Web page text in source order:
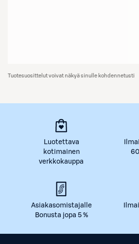
Tuotesuosittelut voivat näkyä sinulle kohdennetusti
Luotettava
kotimainen
verkkokauppa
Asiakasomistajalle
Bonusta jopa 5 %